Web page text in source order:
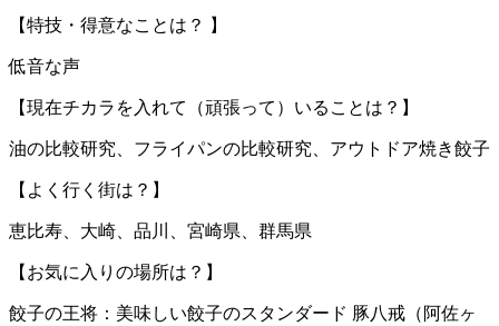
【特技・得意なことは？ 】
低音な声
【現在チカラを入れて（頑張って）いることは？】
油の比較研究、フライパンの比較研究、アウトドア焼き餃子
【よく行く街は？】
恵比寿、大崎、品川、宮崎県、群馬県
【お気に入りの場所は？】
餃子の王将：美味しい餃子のスタンダード 豚八戒（阿佐ヶ